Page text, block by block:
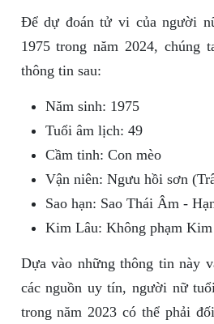
Để dự đoán tử vi của người
1975 trong năm 2024, chúng
thông tin sau:
Năm sinh: 1975
Tuổi âm lịch: 49
Cầm tinh: Con mèo
Vận niên: Ngưu hồi sơn
Sao hạn: Sao Thái Âm -
Kim Lâu: Không phạm
Dựa vào những thông tin này
các nguồn uy tín, người nữ
trong năm 2023 có thể phải